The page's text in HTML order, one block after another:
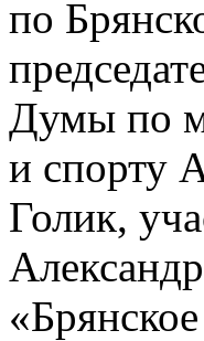
по
Думы по
и спорту
Голик,